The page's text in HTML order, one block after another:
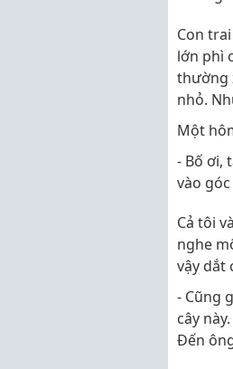
Con
lớn phì
thường
nhỏ.
Một
- Bố ơi,
vào
Cả tôi
nghe
vậy dắt
- Cũng
cây
Đến